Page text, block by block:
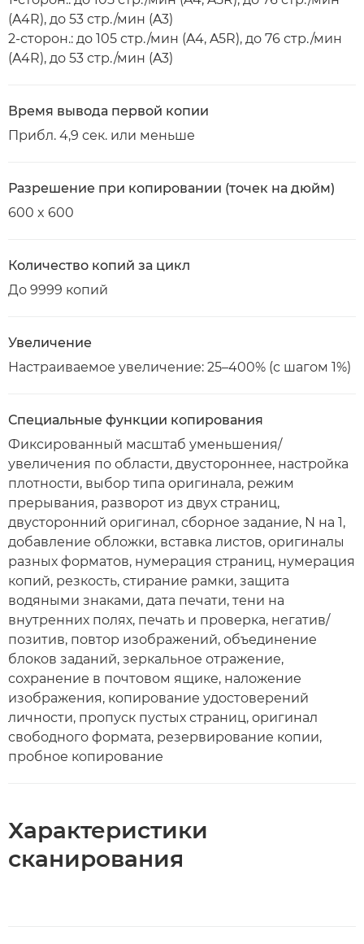
(A4R), до 53 стр./мин (A3)
2-сторон.: до 105 стр./мин (A4, A5R), до 76 стр./мин
(A4R), до 53 стр./мин (A3)
Время вывода первой копии
Прибл. 4,9 сек. или меньше
Разрешение при копировании (точек на дюйм)
600 x 600
Количество копий за цикл
До 9999 копий
Увеличение
Настраиваемое увеличение: 25–400% (с шагом 1%)
Специальные функции копирования
Фиксированный масштаб уменьшения/
увеличения по области, двустороннее, настройка
плотности, выбор типа оригинала, режим
прерывания, разворот из двух страниц,
двусторонний оригинал, сборное задание, N на 1,
добавление обложки, вставка листов, оригиналы
разных форматов, нумерация страниц, нумерация
копий, резкость, стирание рамки, защита
водяными знаками, дата печати, тени на
внутренних полях, печать и проверка, негатив/
позитив, повтор изображений, объединение
блоков заданий, зеркальное отражение,
сохранение в почтовом ящике, наложение
изображения, копирование удостоверений
личности, пропуск пустых страниц, оригинал
свободного формата, резервирование копии,
пробное копирование
Характеристики
сканирования